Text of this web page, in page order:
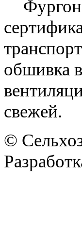
обшивка
свежей.
©